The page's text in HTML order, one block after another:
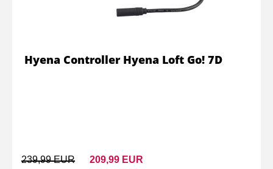
239,99 EUR 209,99 EUR
Hyena Controller Hyena Loft Go! 7D